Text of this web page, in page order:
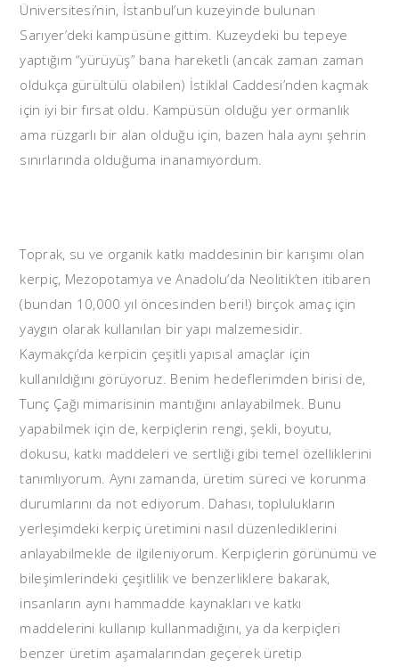
Üniversitesi’nin, İstanbul’un kuzeyinde bulunan
Sarıyer’deki kampüsüne gittim. Kuzeydeki bu tepeye
yaptığım “yürüyüş” bana hareketli (ancak zaman zaman
oldukça gürültülü olabilen) İstiklal Caddesi’nden kaçmak
için iyi bir fırsat oldu. Kampüsün olduğu yer ormanlık
ama rüzgarlı bir alan olduğu için, bazen hala aynı şehrin
sınırlarında olduğuma inanamıyordum.
Toprak, su ve organik katkı maddesinin bir karışımı olan
kerpiç, Mezopotamya ve Anadolu’da Neolitik’ten itibaren
(bundan 10,000 yıl öncesinden beri!) birçok amaç için
yaygın olarak kullanılan bir yapı malzemesidir.
Kaymakçı’da kerpicin çeşitli yapısal amaçlar için
kullanıldığını görüyoruz. Benim hedeflerimden birisi de,
Tunç Çağı mimarisinin mantığını anlayabilmek. Bunu
yapabilmek için de, kerpiçlerin rengi, şekli, boyutu,
dokusu, katkı maddeleri ve sertliği gibi temel özelliklerini
tanımlıyorum. Aynı zamanda, üretim süreci ve korunma
durumlarını da not ediyorum. Dahası, toplulukların
yerleşimdeki kerpiç üretimini nasıl düzenlediklerini
anlayabilmekle de ilgileniyorum. Kerpiçlerin görünümü ve
bileşimlerindeki çeşitlilik ve benzerliklere bakarak,
insanların aynı hammadde kaynakları ve katkı
maddelerini kullanıp kullanmadığını, ya da kerpiçleri
benzer üretim aşamalarından geçerek üretip